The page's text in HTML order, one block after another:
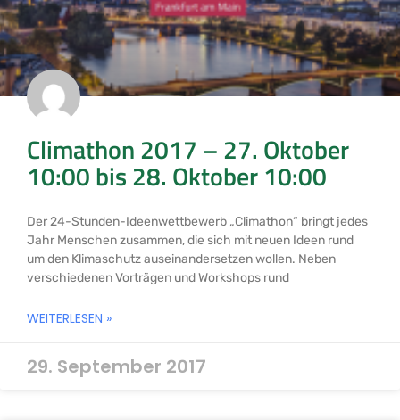
Climathon 2017 – 27. Oktober
10:00 bis 28. Oktober 10:00
Der 24-Stunden-Ideenwettbewerb „Climathon“ bringt jedes
Jahr Menschen zusammen, die sich mit neuen Ideen rund
um den Klimaschutz auseinandersetzen wollen. Neben
verschiedenen Vorträgen und Workshops rund
WEITERLESEN »
29. September 2017